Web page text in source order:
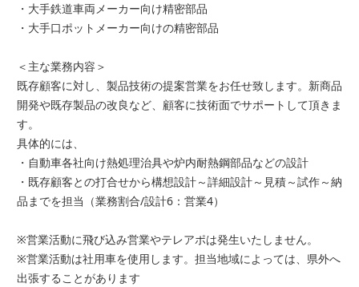
・大手鉄道車両メーカー向け精密部品
・大手口ポットメーカー向けの精密部品
＜主な業務内容＞
既存顧客に対し、製品技術の提案営業をお任せ致します。新商品
開発や既存製品の改良など、顧客に技術面でサポートして頂きま
す。
具体的には、
・自動車各社向け熱処理治具や炉内耐熱鋼部品などの設計
・既存顧客との打合せから構想設計～詳細設計～見積～試作～納
品までを担当（業務割合/設計6：営業4）
※営業活動に飛び込み営業やテレアポは発生いたしません。
※営業活動は社用車を使用します。担当地域によっては、県外へ
出張することがあります